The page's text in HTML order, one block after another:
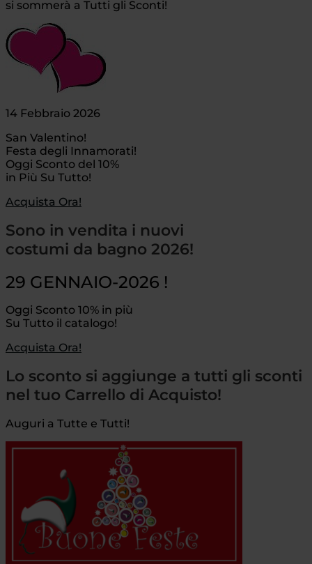
si sommerà a Tutti gli Sconti!
14 Febbraio 2026
San Valentino!
Festa degli Innamorati!
Oggi Sconto del 10%
in Più Su Tutto!
Acquista Ora!
Sono in vendita i nuovi
costumi da bagno 2026!
29 GENNAIO-2026 !
Oggi Sconto 10% in più
Su Tutto il catalogo!
Acquista Ora!
Lo sconto si aggiunge a tutti gli sconti
nel tuo Carrello di Acquisto!
Auguri a Tutte e Tutti!